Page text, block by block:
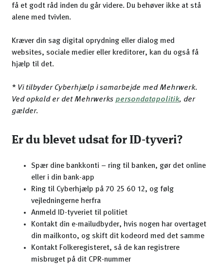
få et godt råd inden du går videre. Du behøver ikke at stå
alene med tvivlen.
Kræver din sag digital oprydning eller dialog med
websites, sociale medier eller kreditorer, kan du også få
hjælp til det.
* Vi tilbyder Cyberhjælp i samarbejde med Mehrwerk.
Ved opkald er det Mehrwerks persondatapolitik, der
gælder.
Er du blevet udsat for ID-tyveri?
Spær dine bankkonti – ring til banken, gør det online
eller i din bank-app
Ring til Cyberhjælp på 70 25 60 12, og følg
vejledningerne herfra
Anmeld ID-tyveriet til politiet
Kontakt din e-mailudbyder, hvis nogen har overtaget
din mailkonto, og skift dit kodeord med det samme
Kontakt Folkeregisteret, så de kan registrere
misbruget på dit CPR-nummer